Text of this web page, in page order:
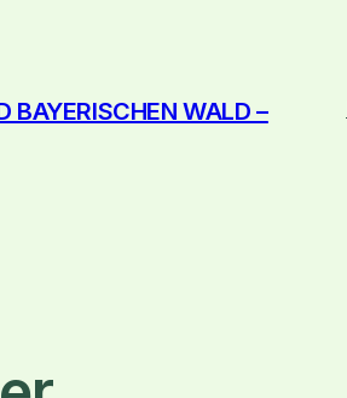
BAYERISCHEN WALD –